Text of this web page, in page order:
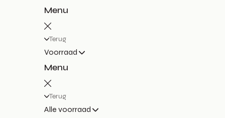
Menu
Terug
Voorraad
Menu
Terug
Alle voorraad